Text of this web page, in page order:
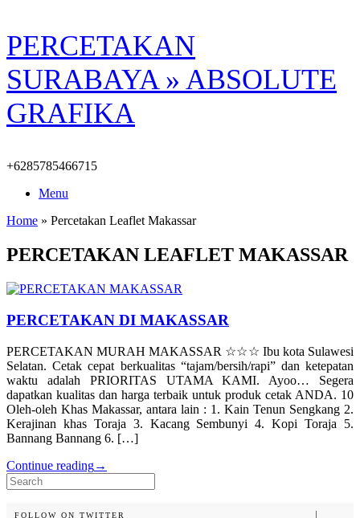
Skip
to
content
PERCETAKAN
SURABAYA » ABSOLUTE
GRAFIKA
+6285785466715
Menu
Home » Percetakan Leaflet Makassar
PERCETAKAN LEAFLET MAKASSAR
PERCETAKAN DI MAKASSAR
PERCETAKAN MURAH MAKASSAR ☆☆☆ Ibu kota Sulawesi
Selatan. Cetak cepat berkualitas “tajam/bersih/rapi” dan ketepatan
waktu adalah PRIORITAS UTAMA KAMI. Ayoo… Segera
dapatkan kualitas dan harga terbaik untuk produk cetak ANDA. 10
Oleh-oleh Khas Makassar, antara lain : 1. Kain Tenun Sengkang 2.
Kerajinan khas Toraja 3. Kacang Sembunyi 4. Kopi Toraja 5.
Bannang Bannang 6. […]
Continue reading→
Search
for:
FOLLOW ON TWITTER